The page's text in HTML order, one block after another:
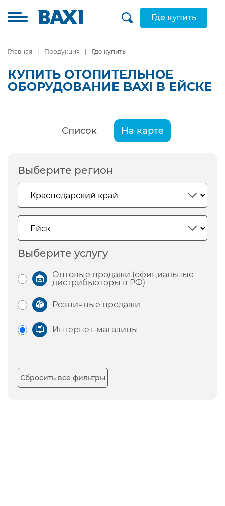
Где купить
Главная Продукция Где купить
КУПИТЬ ОТОПИТЕЛЬНОЕ
ОБОРУДОВАНИЕ BAXI В ЕЙСКЕ
Список На карте
Выберите регион
Выберите услугу
Оптовые продажи (официальные
дистрибьюторы в РФ)
Розничные продажи
Интернет-магазины
Сбросить все фильтры